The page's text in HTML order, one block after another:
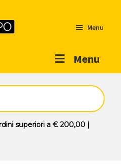
Menu
Menu
superiori a € 200,00|